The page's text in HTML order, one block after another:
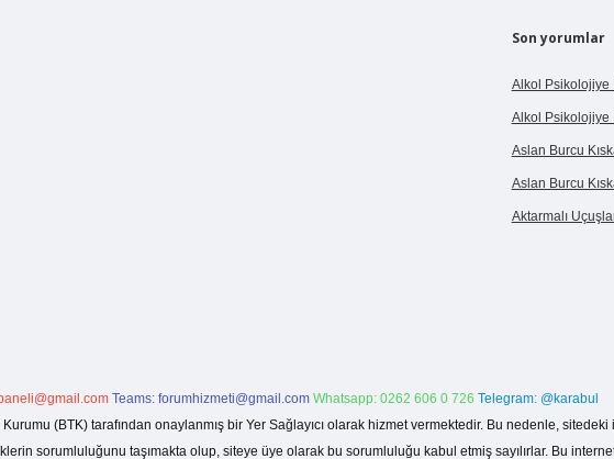
Son yorumlar
Alkol Psikolojiye
Alkol Psikolojiye
Aslan Burcu
Aslan Burcu
Aktarmalı
Teams: forumhizmeti@gmail.com Whatsapp: 0262 606 0 726 Telegram: @karabul
(BTK) tarafından onaylanmış bir Yer Sağlayıcı olarak hizmet vermektedir. Bu nedenle,
sorumluluğunu taşımakta olup, siteye üye olarak bu sorumluluğu kabul etmiş sayılırlar. Bu